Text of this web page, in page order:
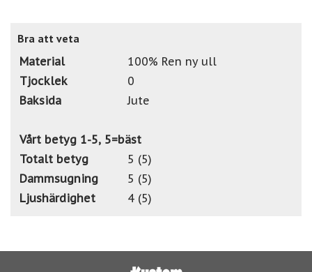
Bra att veta
Material
100% Ren ny ull
Tjocklek
0
Baksida
Jute
Vårt betyg 1-5, 5=bäst
Totalt betyg
5 (5)
Dammsugning
5 (5)
Ljushärdighet
4 (5)